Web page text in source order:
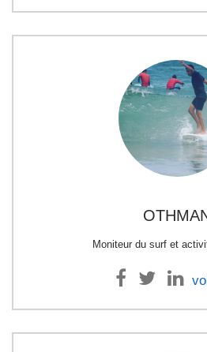
Moniteur du surf et